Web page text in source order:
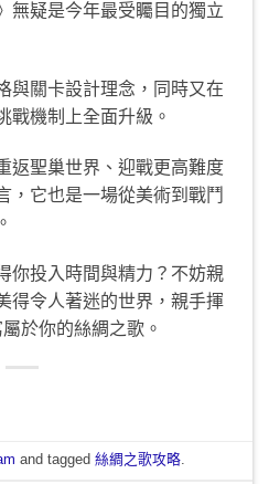
無疑是今年最受矚目的獨立
與關卡設計理念，同時又在
戰機制上全面升級。
返聖巢世界、迎戰更高難度
，它也是一場從美術到戰鬥
你投入時間與精力？不妨親
得令人著迷的世界，親手揮
於你的絲綢之歌。
and tagged絲綢之歌攻略.